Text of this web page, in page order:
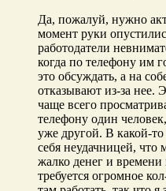
Да, пожалуй, нужно
момент руки
работодатели
когда по телефону им
это обсуждать, а на
отказывают из-за нее.
чаще всего
телефону один
уже другой. В какой-
себя неудачницей, что
жалко денег и
требуется огромное